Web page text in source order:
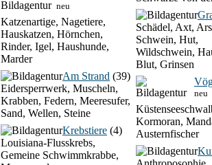
neu
Katzenartige, Nagetiere,
Hauskatzen, Hörnchen,
Rinder, Igel, Haushunde,
Marder
Am Strand (39)
Eidersperrwerk, Muscheln,
Krabben, Federn, Meeresufer,
Sand, Wellen, Steine
Krebstiere (4)
Louisiana-Flusskrebs,
Gemeine Schwimmkrabbe,
Schädel, Axt,
Schwein, Hut,
Wildschwein,
Blut, Grinsen
neu
Kormoran,
Austernfischer